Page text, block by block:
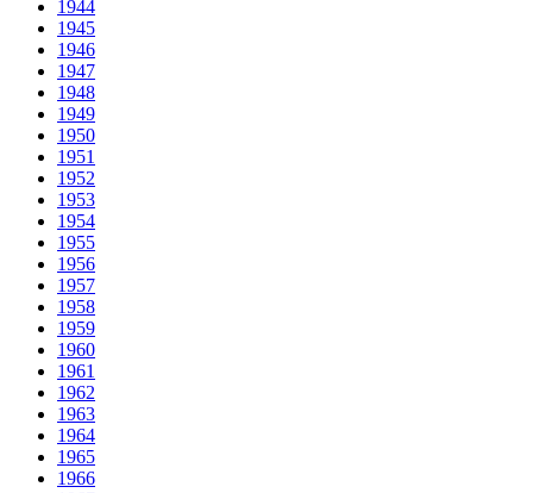
1944
1945
1946
1947
1948
1949
1950
1951
1952
1953
1954
1955
1956
1957
1958
1959
1960
1961
1962
1963
1964
1965
1966